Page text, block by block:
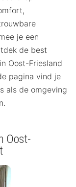
je een
de best
Oost-Friesland
pagina vind je
als de omgeving
Oost-